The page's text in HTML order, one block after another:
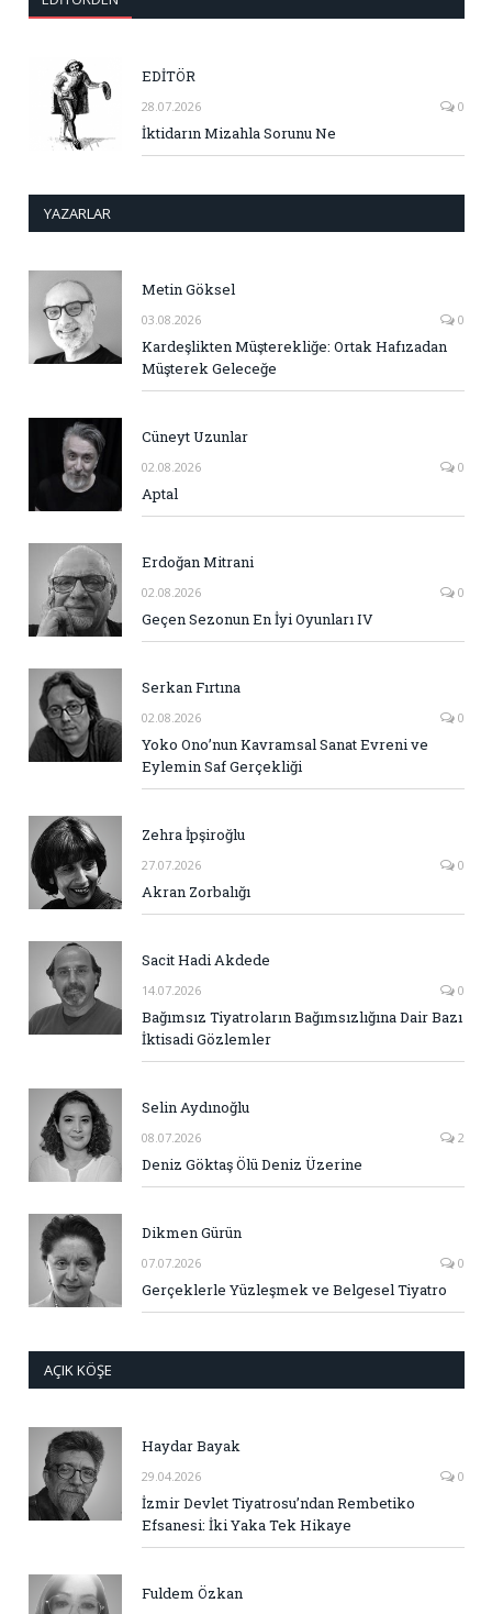
EDİTÖR
28.07.2026 0
İktidarın Mizahla Sorunu Ne
YAZARLAR
Metin Göksel
03.08.2026 0
Kardeşlikten Müşterekliğe: Ortak Hafızadan
Müşterek Geleceğe
Cüneyt Uzunlar
02.08.2026 0
Aptal
Erdoğan Mitrani
02.08.2026 0
Geçen Sezonun En İyi Oyunları IV
Serkan Fırtına
02.08.2026 0
Yoko Ono’nun Kavramsal Sanat Evreni ve
Eylemin Saf Gerçekliği
Zehra İpşiroğlu
27.07.2026 0
Akran Zorbalığı
Sacit Hadi Akdede
14.07.2026 0
Bağımsız Tiyatroların Bağımsızlığına Dair Bazı
İktisadi Gözlemler
Selin Aydınoğlu
08.07.2026 2
Deniz Göktaş Ölü Deniz Üzerine
Dikmen Gürün
07.07.2026 0
Gerçeklerle Yüzleşmek ve Belgesel Tiyatro
AÇIK KÖŞE
Haydar Bayak
29.04.2026 0
İzmir Devlet Tiyatrosu’ndan Rembetiko
Efsanesi: İki Yaka Tek Hikaye
Fuldem Özkan